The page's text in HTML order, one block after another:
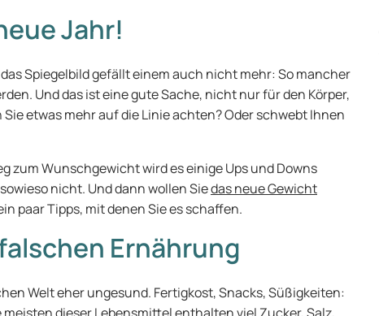
Jahr!
Spiegelbild gefällt einem auch nicht mehr: So mancher
Und das ist eine gute Sache, nicht nur für den Körper,
etwas mehr auf die Linie achten? Oder schwebt Ihnen
zum Wunschgewicht wird es einige Ups und Downs
nicht. Und dann wollen Siedas neue Gewicht
paar Tipps, mit denen Sie es schaffen.
Ernährung
Welt eher ungesund. Fertigkost, Snacks, Süßigkeiten: